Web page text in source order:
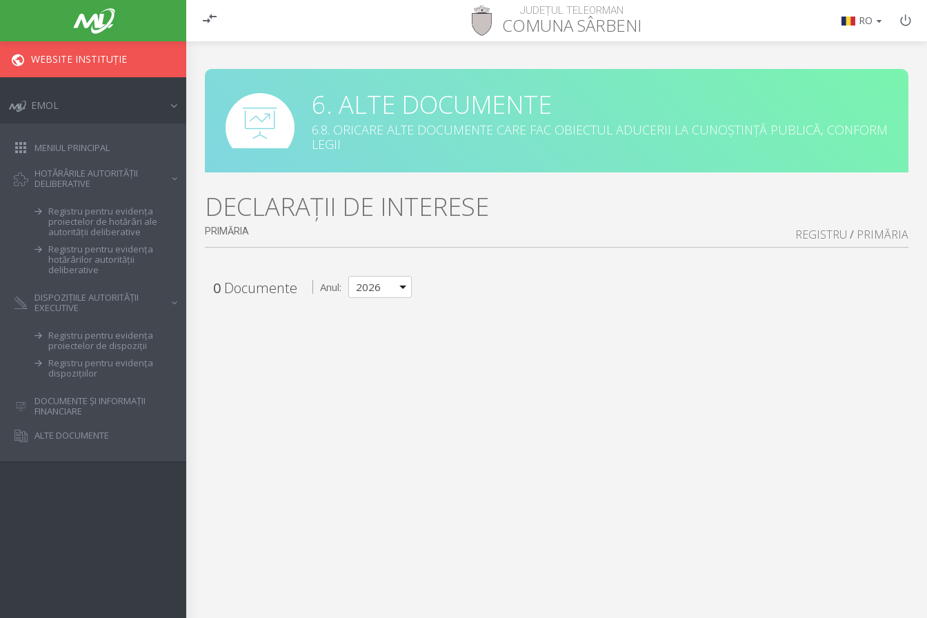
JUDEȚUL TELEORMAN
COMUNASÂRBENI RO
WEBSITE INSTITUȚIE
EMOL
MENIUL PRINCIPAL
HOTĂRÂRILE AUTORITĂȚII
DELIBERATIVE
Registru pentru evidența
proiectelor de hotărâri ale
autorității deliberative
Registru pentru evidența
hotărârilor autorității
deliberative
DISPOZIȚIILE AUTORITĂȚII
EXECUTIVE
Registru pentru evidența
proiectelor de dispoziții
Registru pentru evidența
dispozițiilor
DOCUMENTE ȘI INFORMAȚII
FINANCIARE
ALTE DOCUMENTE
6. ALTE DOCUMENTE
6.8. ORICARE ALTE DOCUMENTE CARE FAC OBIECTUL ADUCERII LA CUNOȘTINȚĂ PUBLICĂ, CONFORM
LEGII
DECLARAȚII DE INTERESE
PRIMĂRIA REGISTRU / PRIMĂRIA
0 Documente Anul: